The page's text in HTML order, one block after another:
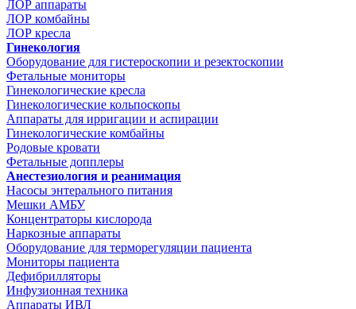
ЛОР аппараты
ЛОР комбайны
ЛОР кресла
Гинекология
Оборудование для гистероскопии и резектоскопии
Фетальные мониторы
Гинекологические кресла
Гинекологические кольпоскопы
Аппараты для ирригации и аспирации
Гинекологические комбайны
Родовые кровати
Фетальные допплеры
Анестезиология и реанимация
Насосы энтерального питания
Мешки АМБУ
Концентраторы кислорода
Наркозные аппараты
Оборудование для терморегуляции пациента
Мониторы пациента
Дефибрилляторы
Инфузионная техника
Аппараты ИВЛ